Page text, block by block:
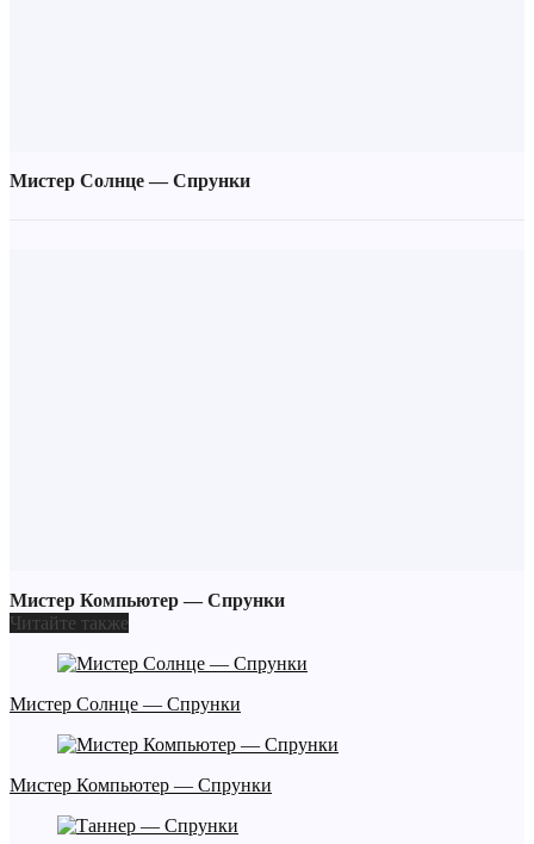
Мистер Солнце — Спрунки
Мистер Компьютер — Спрунки
Читайте также
Мистер Солнце — Спрунки
Мистер Компьютер — Спрунки